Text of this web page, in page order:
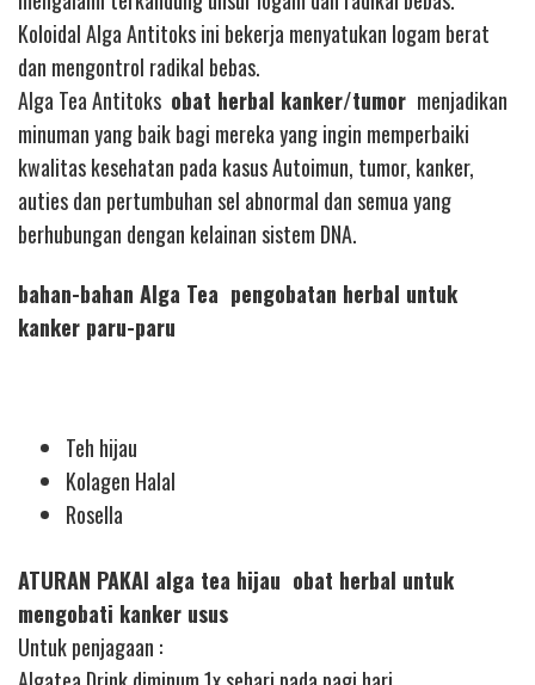
Koloidal Alga Antitoks ini bekerja menyatukan logam berat
dan mengontrol radikal bebas.
Alga Tea Antitoks obat herbal kanker/tumor menjadikan
minuman yang baik bagi mereka yang ingin memperbaiki
kwalitas kesehatan pada kasus Autoimun, tumor, kanker,
auties dan pertumbuhan sel abnormal dan semua yang
berhubungan dengan kelainan sistem DNA.
bahan-bahan Alga Tea pengobatan herbal untuk
kanker paru-paru
Teh hijau
Kolagen Halal
Rosella
ATURAN PAKAI alga tea hijau obat herbal untuk
mengobati kanker usus
Untuk penjagaan :